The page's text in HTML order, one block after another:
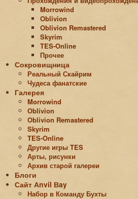
Morrowind
Oblivion
Oblivion Remastered
Skyrim
TES-Online
Прочее
Сокровищница
Реальный Скайрим
Чудеса фанатские
Галерея
Morrowind
Oblivion
Oblivion Remastered
Skyrim
TES-Online
Другие игры TES
Арты, рисунки
Архив старой галереи
Блоги
Сайт Аnvil Вay
Набор в Команду Бухты